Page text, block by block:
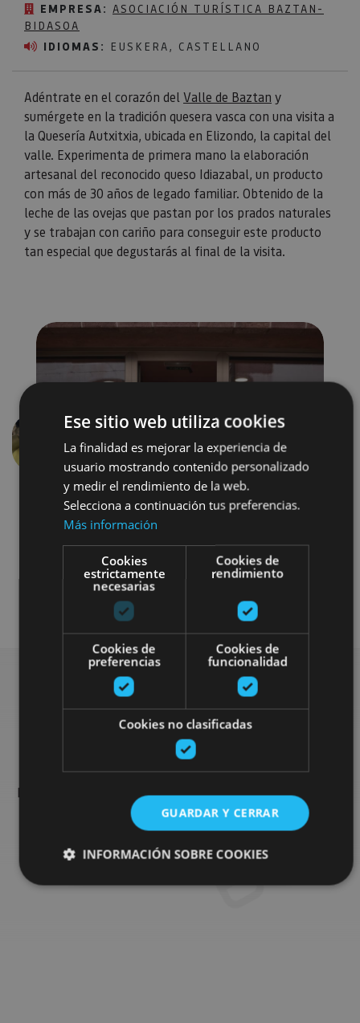
EMPRESA: ASOCIACIÓN TURÍSTICA BAZTAN-
BIDASOA
IDIOMAS: EUSKERA, CASTELLANO
Adéntrate en el corazón delValle de Baztan y
sumérgete en la tradición quesera vasca con una visita a
la Quesería Autxitxia, ubicada en Elizondo, la capital del
valle. Experimenta de primera mano la elaboración
artesanal del reconocido queso Idiazabal, un producto
con más de 30 años de legado familiar. Obtenido de la
leche de las ovejas que pastan por los prados naturales
y se trabajan con cariño para conseguir este producto
tan especial que degustarás al final de la visita.
Anterior
Busca más planes
Encuentra planes y sugerencias para completar tu viaje en
Navarra: actividades organizadas, visitas y los eventos más
destados de la agenda.
Ir al buscador de planes
Ese sitio web utiliza cookies
La finalidad es mejorar la experiencia de
usuario mostrando contenido personalizado
y medir el rendimiento de la web.
Selecciona a continuación tus preferencias.
Más información
Cookies
estrictamente
necesarias
Cookies de
rendimiento
Cookies de
preferencias
Cookies de
funcionalidad
Cookies no clasificadas
GUARDAR Y CERRAR
INFORMACIÓN SOBRE COOKIES